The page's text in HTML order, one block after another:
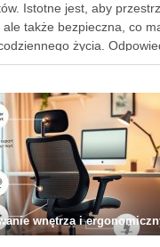
Istotne jest, aby
także bezpieczna, co
życia.
oraz organizacja
wnętrza i ergonomiczny